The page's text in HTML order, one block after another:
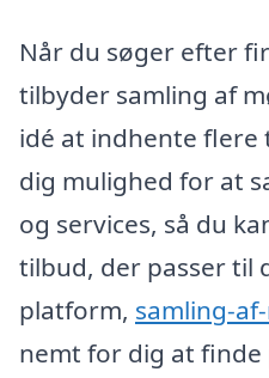
Når du søger efter
tilbyder samling af
idé at indhente
dig mulighed for at
og services, så du
tilbud, der passer til
platform, samling-
nemt for dig at